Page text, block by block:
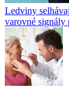
Ledviny
varovné signály